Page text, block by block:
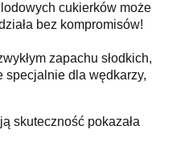
cukierków może
bez kompromisów!
zapachu słodkich,
specjalnie dla wędkarzy,
skuteczność pokazała